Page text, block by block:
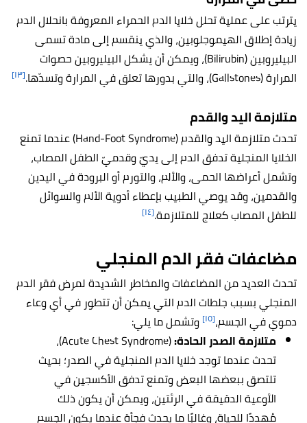
يترتب على عملية تحلل خلايا الدم الحمراء المعروفة بانحلال الدم
زيادة إطلاق الهيموجلوبين، والذي ينقسم إلى مادة تسمى
البيليروبين (Bilirubin)، ويمكن أن يشكل البيليروبين حصوات
المرارة (Gallstones)، والتي بدورها تعلق في المرارة وتسدّها.
[١٣]
متلازمة اليد والقدم
تحدث متلازمة اليد والقدم (Hand-Foot Syndrome) عندما تمنع
الخلايا المنجلية تدفق الدم إلى يديّ وقدميّ الطفل المصاب،
وتشمل أعراضها الحمى، والألم، والتورم أو البرودة في اليدين
والقدمين، وقد يوصي الطبيب بإعطاء أدوية الألم والسوائل
للطفل المصاب كعلاج للمتلازمة.[١٤]
مضاعفات فقر الدم المنجلي
تحدث العديد من المضاعفات والمخاطر الشديدة لمرض فقر الدم
المنجلي بسبب جلطات الدم التي يمكن أن تتطور في أي وعاء
دموي في الجسم،[١٥]
وتشمل ما يلي:
متلازمة الصدر الحادة:
(Acute Chest Syndrome)،
تحدث عندما توجد خلايا الدم المنجلية في الصدر؛ بحيث
تلتصق ببعضها البعض وتمنع تدفق الأكسجين في
الأوعية الدقيقة في الرئتين، ويمكن أن يكون ذلك
مُهددًا للحياة، وغالبًا ما يحدث فجأة عندما يكون الجسم